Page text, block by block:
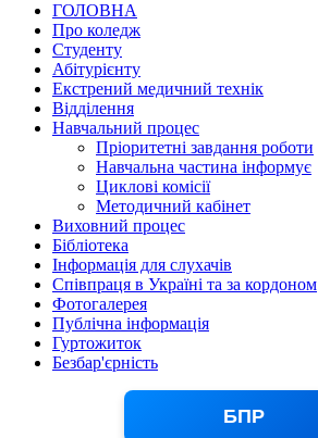
ГОЛОВНА
Про коледж
Студенту
Абітурієнту
Екстрений медичний технік
Відділення
Навчальний процес
Пріоритетні завдання роботи
Навчальна частина інформує
Циклові комісії
Методичний кабінет
Виховний процес
Бібліотека
Інформація для слухачів
Співпраця в Україні та за кордоном
Фотогалерея
Публічна інформація
Гуртожиток
Безбар'єрність
БПР